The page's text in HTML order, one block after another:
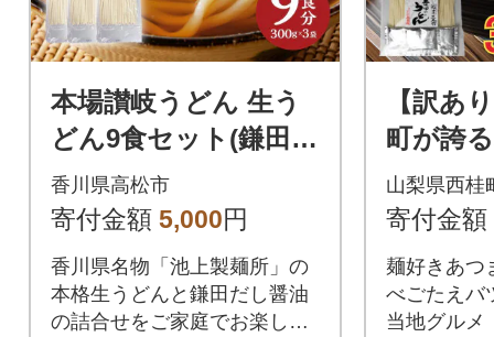
本場讃岐うどん 生う
どん9食セット(鎌田だ
し醤油付)
香川県高松市
寄付金額 5,000円
香川県名物「池上製麺所」の
本格生うどんと鎌田だし醤油
の詰合せをご家庭でお楽しみ
【訳あ
町が誇
「平井
どん3人
山梨県西桂
寄付金額
麺好きあつ
べごたえバ
当地グルメ